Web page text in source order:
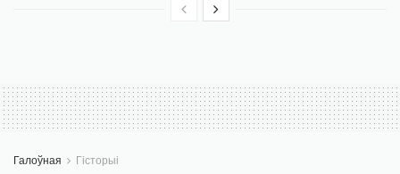
Галоўная Гісторыі